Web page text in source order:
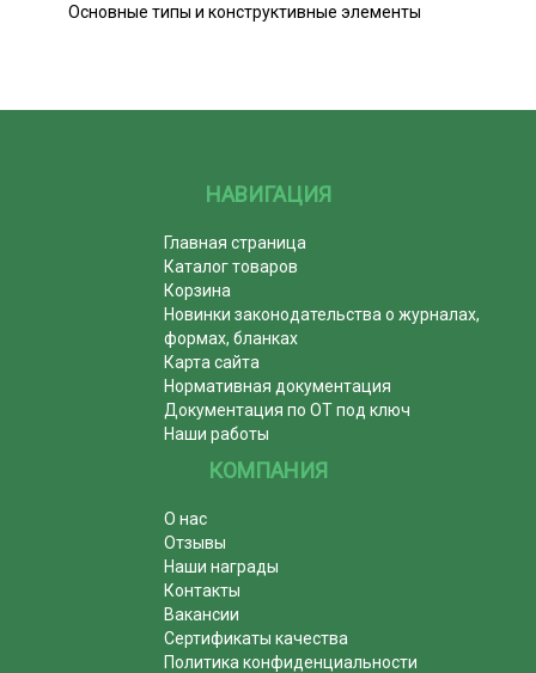
Основные типы и конструктивные элементы
НАВИГАЦИЯ
Главная страница
Каталог товаров
Корзина
Новинки законодательства о журналах,
формах, бланках
Карта сайта
Нормативная документация
Документация по ОТ под ключ
Наши работы
КОМПАНИЯ
О нас
Отзывы
Наши награды
Контакты
Вакансии
Сертификаты качества
Политика конфиденциальности